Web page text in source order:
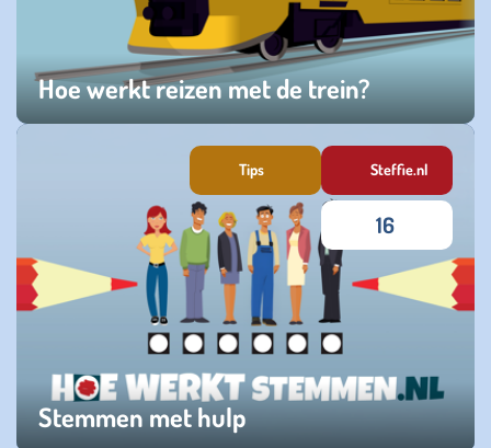
Hoe werkt reizen met de trein?
maandag 17 november 2025
Stemmen met hulp
Tips Steffie.nl
16